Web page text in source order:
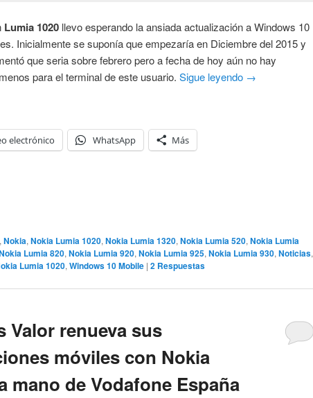
Lumia 1020 llevo esperando la ansiada actualización a Windows 10
Inicialmente se suponía que empezaría en Diciembre del 2015 y
que seria sobre febrero pero a fecha de hoy aún no hay
para el terminal de este usuario. Sigue leyendo →
electrónico WhatsApp Más
, Nokia, Nokia Lumia 1020, Nokia Lumia 1320, Nokia Lumia 520, Nokia Lumia
Lumia 820, Nokia Lumia 920, Nokia Lumia 925, Nokia Lumia 930, Noticias,
Lumia 1020, Windows 10 Mobile | 2 Respuestas
Valor renueva sus
móviles con Nokia
mano de Vodafone España